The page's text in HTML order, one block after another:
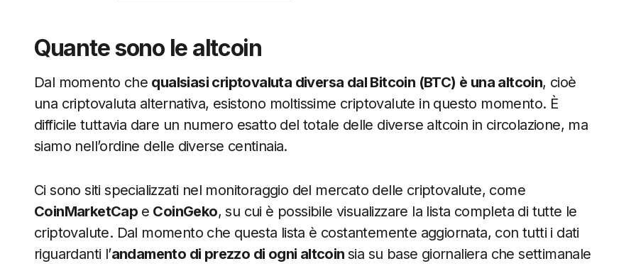
Quante sono le altcoin
Dal momento che qualsiasi criptovaluta diversa dal Bitcoin (BTC) è una altcoin, cioè
una criptovaluta alternativa, esistono moltissime criptovalute in questo momento. È
difficile tuttavia dare un numero esatto del totale delle diverse altcoin in circolazione, ma
siamo nell’ordine delle diverse centinaia.
Ci sono siti specializzati nel monitoraggio del mercato delle criptovalute, come
CoinMarketCap e CoinGeko, su cui è possibile visualizzare la lista completa di tutte le
criptovalute. Dal momento che questa lista è costantemente aggiornata, con tutti i dati
riguardanti l’andamento di prezzo di ogni altcoinsia su base giornaliera che settimanale